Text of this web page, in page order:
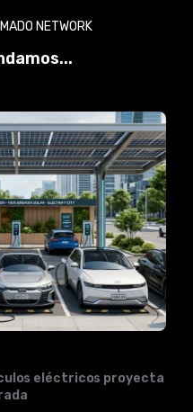
NETWORK
eléctricos proyecta